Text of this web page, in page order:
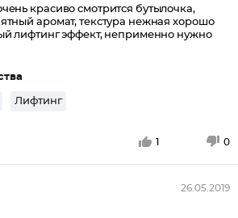
красиво смотрится бутылочка,
аромат, текстура нежная хорошо
лифтинг эффект, неприменно нужно
Лифтинг
1 0
26.05.2019